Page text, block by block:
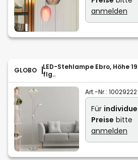
anmelden
GLOBO
LED-Stehlampe Ebro, Höhe
flg..
Art.-Nr.: 10029222
Für
Preise bitte
anmelden